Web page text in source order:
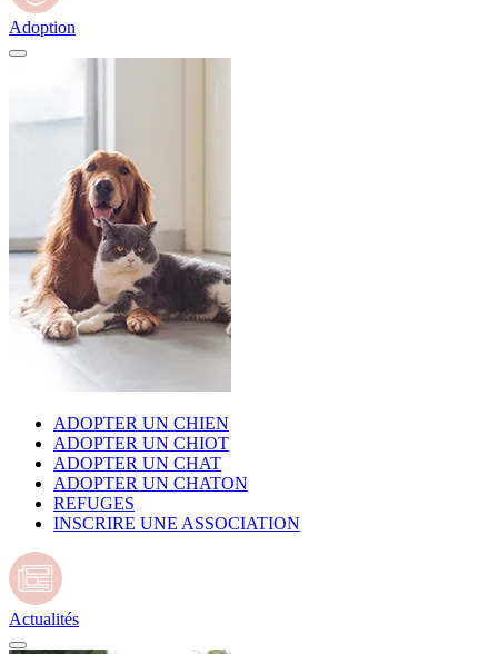
Adoption
ADOPTER UN CHIEN
ADOPTER UN CHIOT
ADOPTER UN CHAT
ADOPTER UN CHATON
REFUGES
INSCRIRE UNE ASSOCIATION
Actualités